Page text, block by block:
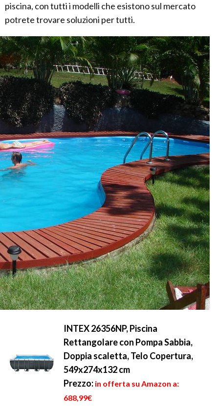
piscina, con tutti i modelli che esistono sul mercato
potrete trovare soluzioni per tutti.
INTEX 26356NP, Piscina
Rettangolare con Pompa Sabbia,
Doppia scaletta, Telo Copertura,
549x274x132 cm
Prezzo: in offerta su Amazon a:
688,99€